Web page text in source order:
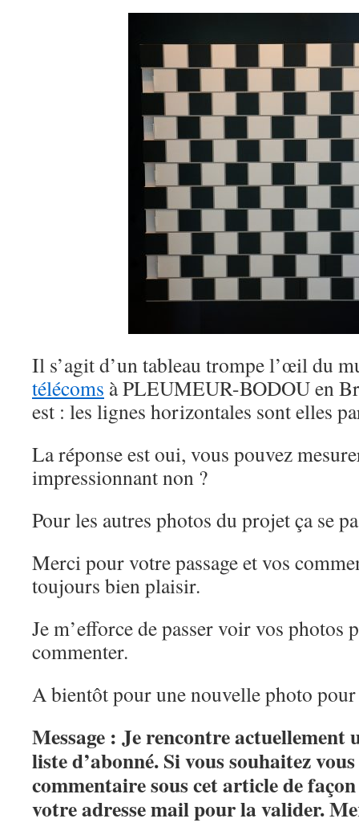
Il s’agit d’un tableau trompe l’œil du
télécoms à PLEUMEUR-BODOU en
est : les lignes horizontales sont elles
La réponse est oui, vous pouvez
impressionnant non ?
Pour les autres photos du projet ça se
Merci pour votre passage et vos
toujours bien plaisir.
Je m’efforce de passer voir vos photos
commenter.
A bientôt pour une nouvelle photo
Message : Je rencontre actuellement
liste d’abonné. Si vous souhaitez
commentaire sous cet article de
votre adresse mail pour la valider.